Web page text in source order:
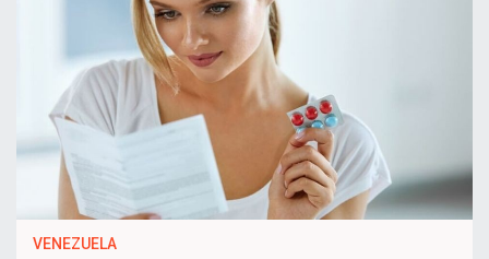
VENEZUELA